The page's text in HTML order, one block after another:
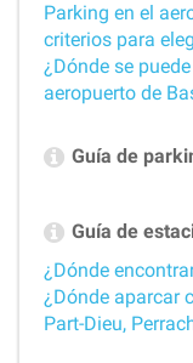
Parking en el
criterios para
¿Dónde se
aeropuerto de
Guía de
Guía de
¿Dónde
¿Dónde aparcar
Part-Dieu,